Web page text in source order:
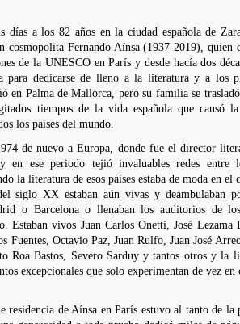
días a los 82 años en la ciudad española de
cosmopolita Fernando Aínsa (1937-2019), quien
de la UNESCO en París y desde hacía dos
para dedicarse de lleno a la literatura y a los
en Palma de Mallorca, pero su familia se
tiempos de la vida española que causó
los países del mundo.
de nuevo a Europa, donde fue el director
en ese periodo tejió invaluables redes entre
la literatura de esos países estaba de moda en
siglo XX estaban aún vivas y deambulaban
o Barcelona o llenaban los auditorios de
Estaban vivos Juan Carlos Onetti, José
Fuentes, Octavio Paz, Juan Rulfo, Juan José
Roa Bastos, Severo Sarduy y tantos otros y la
excepcionales que solo experimentan de vez en
residencia de Aínsa en París estuvo al tanto de